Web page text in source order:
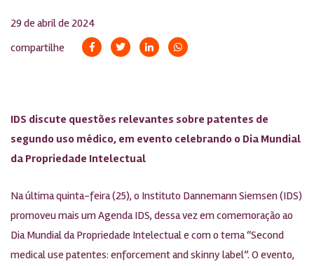
29 de abril de 2024
compartilhe
IDS discute questões relevantes sobre patentes de
segundo uso médico, em evento celebrando o Dia Mundial
da Propriedade Intelectual
Na última quinta-feira (25), o Instituto Dannemann Siemsen (IDS)
promoveu mais um Agenda IDS, dessa vez em comemoração ao
Dia Mundial da Propriedade Intelectual e com o tema “Second
medical use patentes: enforcement and skinny label”. O evento,